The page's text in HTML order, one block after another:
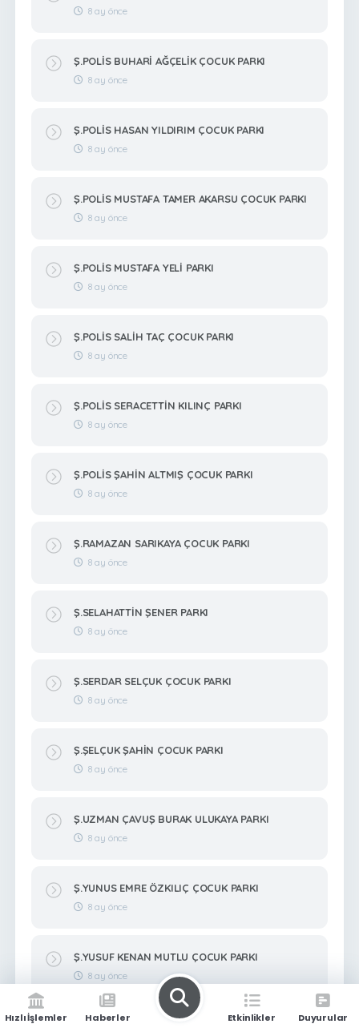
8 ay önce
Ş.POLİS BUHARİ AĞÇELİK ÇOCUK PARKI
8 ay önce
Ş.POLİS HASAN YILDIRIM ÇOCUK PARKI
8 ay önce
Ş.POLİS MUSTAFA TAMER AKARSU ÇOCUK PARKI
8 ay önce
Ş.POLİS MUSTAFA YELİ PARKI
8 ay önce
Ş.POLİS SALİH TAÇ ÇOCUK PARKI
8 ay önce
Ş.POLİS SERACETTİN KILINÇ PARKI
8 ay önce
Ş.POLİS ŞAHİN ALTMIŞ ÇOCUK PARKI
8 ay önce
Ş.RAMAZAN SARIKAYA ÇOCUK PARKI
8 ay önce
Ş.SELAHATTİN ŞENER PARKI
8 ay önce
Ş.SERDAR SELÇUK ÇOCUK PARKI
8 ay önce
Ş.ŞELÇUK ŞAHİN ÇOCUK PARKI
8 ay önce
Ş.UZMAN ÇAVUŞ BURAK ULUKAYA PARKI
8 ay önce
Ş.YUNUS EMRE ÖZKILIÇ ÇOCUK PARKI
8 ay önce
Ş.YUSUF KENAN MUTLU ÇOCUK PARKI
8 ay önce
Ş.ZEKERİYA BİTMEZ ÇOCUK PARKI
Hızlı İşlemler Haberler Etkinlikler Duyurular